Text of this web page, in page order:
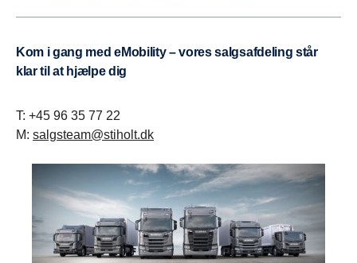
Kom i gang med eMobility – vores salgsafdeling står
klar til at hjælpe dig
T: +45 96 35 77 22
M: salgsteam@stiholt.dk